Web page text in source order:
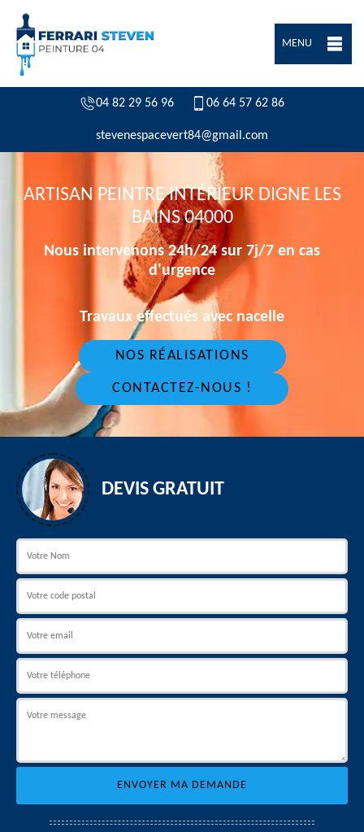
MENU
04 82 29 56 96 06 64 57 62 86
stevenespacevert84@gmail.com
ARTISAN PEINTRE INTÉRIEUR DIGNE LES
BAINS 04000
Nous intervenons 24h/24 sur 7j/7 en cas
d'urgence
Travaux effectués avec nacelle
NOS RÉALISATIONS
CONTACTEZ-NOUS !
DEVIS GRATUIT